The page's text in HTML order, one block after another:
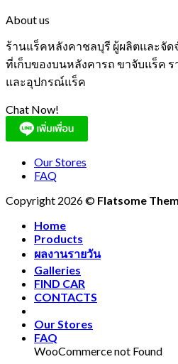
About us
ร้านแร็คหลังคาชลบุรี ผู้ผลิตและจั
ที่เก็บของบนหลังคารถ ขาจับแร็ค
และอุปกรณ์แร็ค
Chat Now!
Our Stores
FAQ
Copyright 2026 © Flatsome
Home
Products
ผลงานรายวัน
Galleries
FIND CAR
CONTACTS
Our Stores
FAQ
WooCommerce not Found